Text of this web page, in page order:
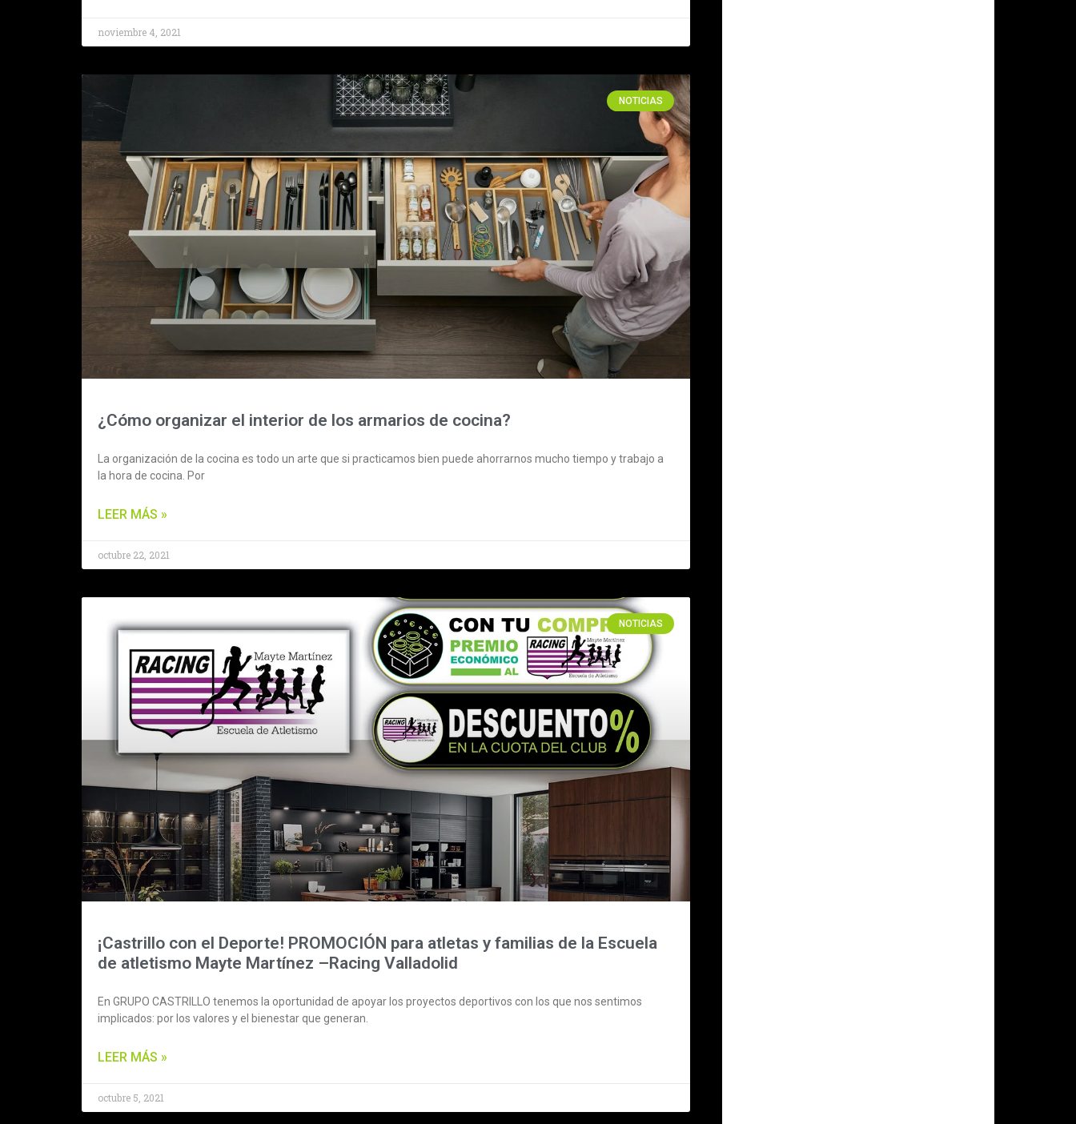
noviembre 4, 2021
NOTICIAS
¿Cómo organizar el interior de los armarios de cocina?
La organización de la cocina es todo un arte que si practicamos bien puede ahorrarnos mucho tiempo y trabajo a
la hora de cocina. Por
LEER MÁS »
octubre 22, 2021
NOTICIAS
¡Castrillo con el Deporte! PROMOCIÓN para atletas y familias de la Escuela
de atletismo Mayte Martínez –Racing Valladolid
En GRUPO CASTRILLO tenemos la oportunidad de apoyar los proyectos deportivos con los que nos sentimos
implicados: por los valores y el bienestar que generan.
LEER MÁS »
octubre 5, 2021